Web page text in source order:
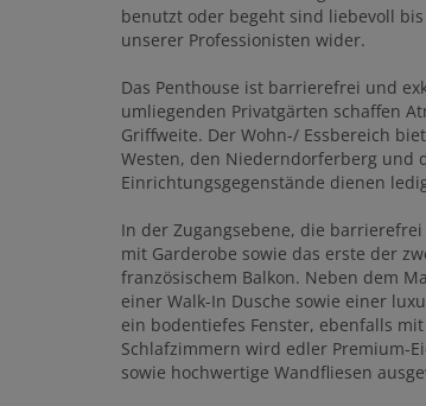
benutzt oder begeht sind liebevoll
unserer Professionisten wider.
Das Penthouse ist barrierefrei und
umliegenden Privatgärten schaffen
Griffweite. Der Wohn-/ Essbereich
Westen, den Niederndorferberg und
Einrichtungsgegenstände dienen
In der Zugangsebene, die
mit Garderobe sowie das erste der
französischem Balkon. Neben dem
einer Walk-In Dusche sowie einer
ein bodentiefes Fenster, ebenfalls
Schlafzimmern wird edler Premium-
sowie hochwertige Wandfliesen